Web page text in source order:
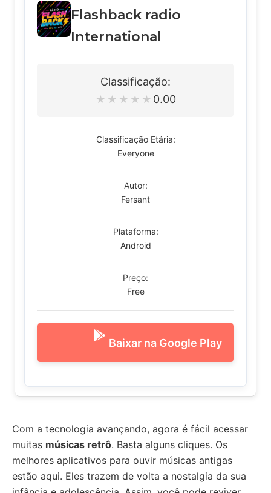
Flashback radio
International
Classificação:
★ ★ ★ ★ ★ 0.00
Classificação Etária:
Everyone
Autor:
Fersant
Plataforma:
Android
Preço:
Free
Baixar na Google Play
Com a tecnologia avançando, agora é fácil acessar
muitas músicas retrô. Basta alguns cliques. Os
melhores aplicativos para ouvir músicas antigas
estão aqui. Eles trazem de volta a nostalgia da sua